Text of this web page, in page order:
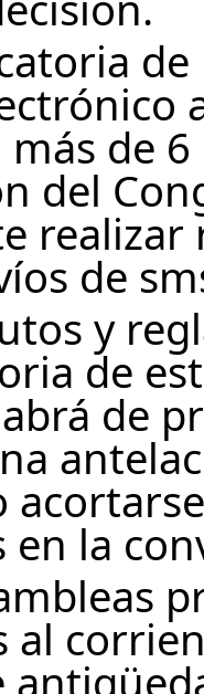
de
del
realizar
de
y
de
de
en la
al